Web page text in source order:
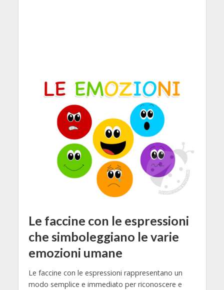
Le faccine con le espressioni
che simboleggiano le varie
emozioni umane
Le faccine con le espressioni rappresentano un
modo semplice e immediato per riconoscere e